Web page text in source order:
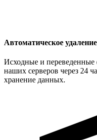
Автоматическое
Исходные и переведенные
наших серверов через 24
хранение данных.